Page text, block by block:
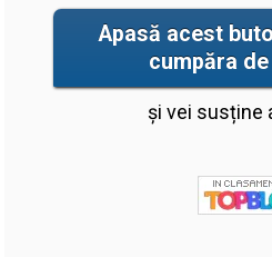
Apasă acest
cumpăra
și vei susține